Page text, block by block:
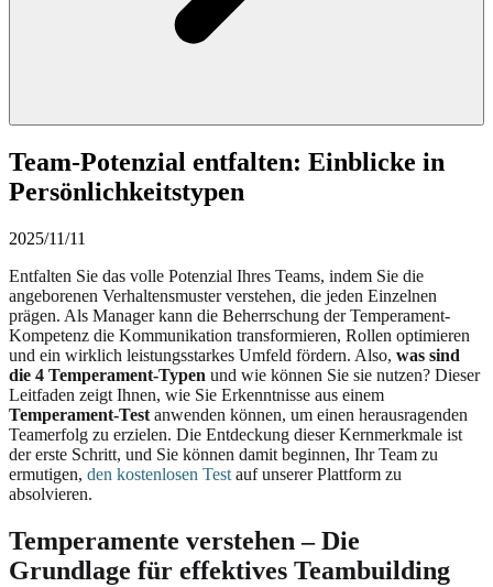
Team-Potenzial entfalten: Einblicke in
Persönlichkeitstypen
2025/11/11
Entfalten Sie das volle Potenzial Ihres Teams, indem Sie die
angeborenen Verhaltensmuster verstehen, die jeden Einzelnen
prägen. Als Manager kann die Beherrschung der Temperament-
Kompetenz die Kommunikation transformieren, Rollen optimieren
und ein wirklich leistungsstarkes Umfeld fördern. Also, was sind
die 4 Temperament-Typen und wie können Sie sie nutzen? Dieser
Leitfaden zeigt Ihnen, wie Sie Erkenntnisse aus einem
Temperament-Test anwenden können, um einen herausragenden
Teamerfolg zu erzielen. Die Entdeckung dieser Kernmerkmale ist
der erste Schritt, und Sie können damit beginnen, Ihr Team zu
ermutigen, den kostenlosen Test auf unserer Plattform zu
absolvieren.
Temperamente verstehen – Die
Grundlage für effektives Teambuilding